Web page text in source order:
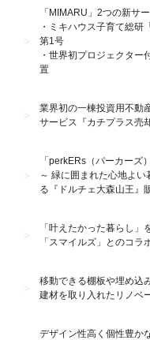
「MIMARU」2つの新サ
・ミキハウス⼦育て総
第1号
・世界初プロジェクタ
置
業界初の一棟投資用不動
サービス『カチプラス売
「perkERs（パーカーズ
～ 緑に囲まれた心地よ
る『ドルチェ大森山王』
「叶えたかった暮らし」
「スマイルズ」とのコラ
移動できる棚板や埋め込
建材を取り入れたリノベ
デザイン性高く個性豊か